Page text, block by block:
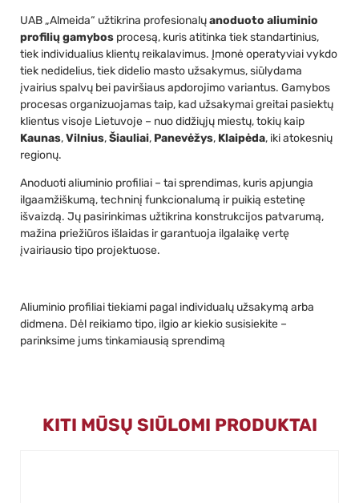
UAB „Almeida“ užtikrina profesionalųanoduoto aliuminio
profilių gamybos procesą, kuris atitinka tiek standartinius,
tiek individualius klientų reikalavimus. Įmonė operatyviai vykdo
tiek nedidelius, tiek didelio masto užsakymus, siūlydama
įvairius spalvų bei paviršiaus apdorojimo variantus. Gamybos
procesas organizuojamas taip, kad užsakymai greitai pasiektų
klientus visoje Lietuvoje – nuo didžiųjų miestų, tokių kaip
Kaunas,Vilnius,Šiauliai, Panevėžys, Klaipėda, iki atokesnių
regionų.
Anoduoti aliuminio profiliai – tai sprendimas, kuris apjungia
ilgaamžiškumą, techninį funkcionalumą ir puikią estetinę
išvaizdą. Jų pasirinkimas užtikrina konstrukcijos patvarumą,
mažina priežiūros išlaidas ir garantuoja ilgalaikę vertę
įvairiausio tipo projektuose.
Aliuminio profiliai tiekiami pagal individualų užsakymą arba
didmena. Dėl reikiamo tipo, ilgio ar kiekio susisiekite –
parinksime jums tinkamiausią sprendimą
KITI MŪSŲ SIŪLOMI PRODUKTAI